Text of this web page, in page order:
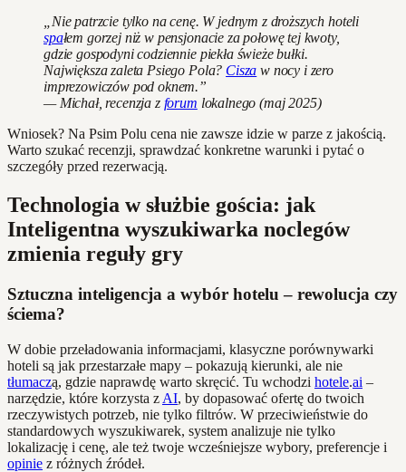
„Nie patrzcie tylko na cenę. W jednym z droższych hoteli
spałem gorzej niż w pensjonacie za połowę tej kwoty,
gdzie gospodyni codziennie piekła świeże bułki.
Największa zaleta Psiego Pola? Cisza w nocy i zero
imprezowiczów pod oknem.”
— Michał, recenzja z forum lokalnego (maj 2025)
Wniosek? Na Psim Polu cena nie zawsze idzie w parze z jakością.
Warto szukać recenzji, sprawdzać konkretne warunki i pytać o
szczegóły przed rezerwacją.
Technologia w służbie gościa: jak
Inteligentna wyszukiwarka noclegów
zmienia reguły gry
Sztuczna inteligencja a wybór hotelu – rewolucja czy
ściema?
W dobie przeładowania informacjami, klasyczne porównywarki
hoteli są jak przestarzałe mapy – pokazują kierunki, ale nie
tłumaczą, gdzie naprawdę warto skręcić. Tu wchodzi hotele.ai –
narzędzie, które korzysta z AI, by dopasować ofertę do twoich
rzeczywistych potrzeb, nie tylko filtrów. W przeciwieństwie do
standardowych wyszukiwarek, system analizuje nie tylko
lokalizację i cenę, ale też twoje wcześniejsze wybory, preferencje i
opinie z różnych źródeł.